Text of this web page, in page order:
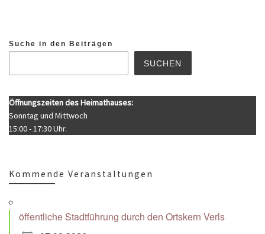
Suche in den Beiträgen
SUCHEN
Öffnungszeiten des Heimathauses:
Sonntag und Mittwoch
15:00 - 17:30 Uhr.
Kommende Veranstaltungen
öffentliche Stadtführung durch den Ortskern Verls